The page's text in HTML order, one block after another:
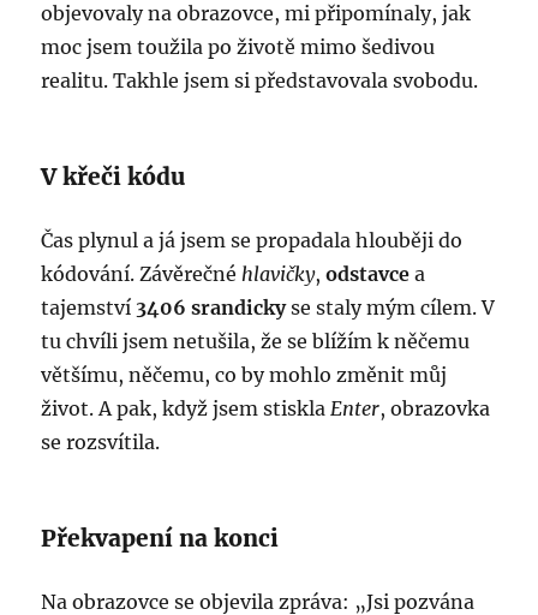
objevovaly na obrazovce, mi připomínaly, jak
moc jsem toužila po životě mimo šedivou
realitu. Takhle jsem si představovala svobodu.
V křeči kódu
Čas plynul a já jsem se propadala hlouběji do
kódování. Závěrečnéhlavičky,odstavce a
tajemství 3406 srandickyse staly mým cílem. V
tu chvíli jsem netušila, že se blížím k něčemu
většímu, něčemu, co by mohlo změnit můj
život. A pak, když jsem stisklaEnter, obrazovka
se rozsvítila.
Překvapení na konci
Na obrazovce se objevila zpráva: „Jsi pozvána